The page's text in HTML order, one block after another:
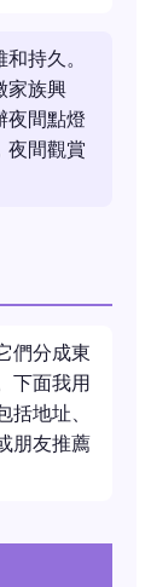
持久。
家族興
夜間點燈
夜間觀賞
們分成東
下面我用
地址、
朋友推薦